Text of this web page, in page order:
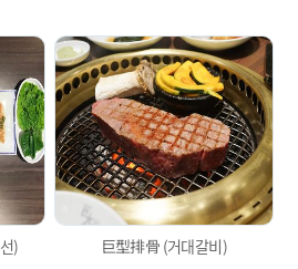
) 巨型排骨 (거대갈비)